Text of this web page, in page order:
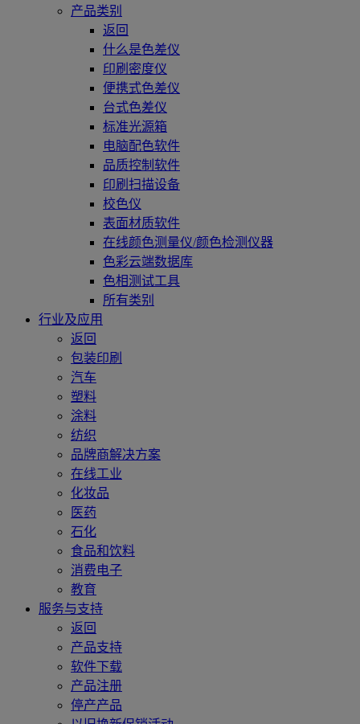
产品类别
返回
什么是色差仪
印刷密度仪
便携式色差仪
台式色差仪
标准光源箱
电脑配色软件
品质控制软件
印刷扫描设备
校色仪
表面材质软件
在线颜色测量仪/颜色检测仪器
色彩云端数据库
色相测试工具
所有类别
行业及应用
返回
包装印刷
汽车
塑料
涂料
纺织
品牌商解决方案
在线工业
化妆品
医药
石化
食品和饮料
消费电子
教育
服务与支持
返回
产品支持
软件下载
产品注册
停产产品